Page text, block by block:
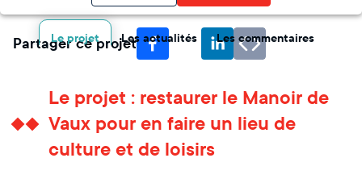
Le projet Les actualités Les commentaires
Partager ce projet
Le projet : restaurer le Manoir de
Vaux pour en faire un lieu de
culture et de loisirs